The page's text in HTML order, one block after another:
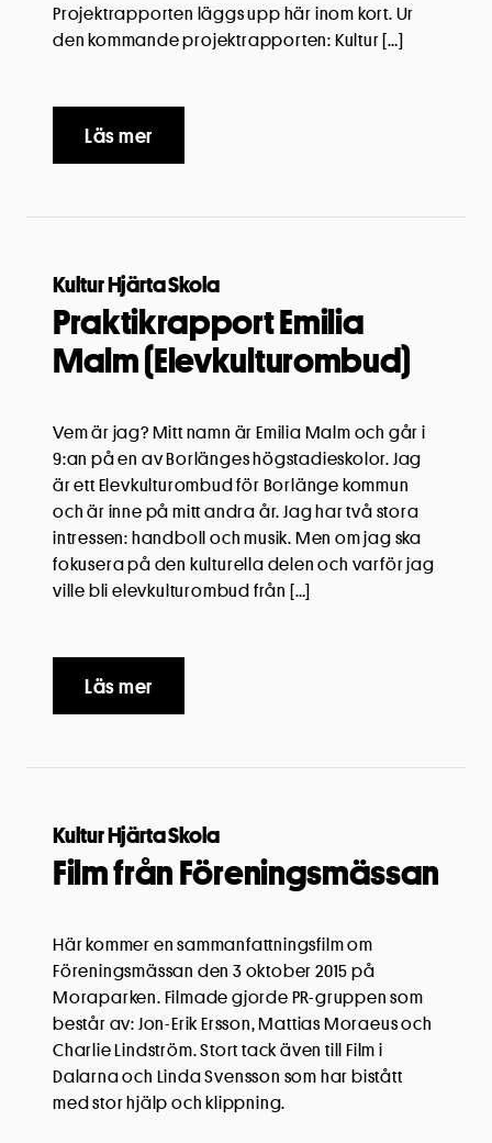
Projektrapporten läggs upp här inom kort. Ur
den kommande projektrapporten: Kultur […]
Läs mer
Kultur Hjärta Skola
Praktikrapport Emilia
Malm (Elevkulturombud)
Vem är jag? Mitt namn är Emilia Malm och går i
9:an på en av Borlänges högstadieskolor. Jag
är ett Elevkulturombud för Borlänge kommun
och är inne på mitt andra år. Jag har två stora
intressen: handboll och musik. Men om jag ska
fokusera på den kulturella delen och varför jag
ville bli elevkulturombud från […]
Läs mer
Kultur Hjärta Skola
Film från Föreningsmässan
Här kommer en sammanfattningsfilm om
Föreningsmässan den 3 oktober 2015 på
Moraparken. Filmade gjorde PR-gruppen som
består av: Jon-Erik Ersson, Mattias Moraeus och
Charlie Lindström. Stort tack även till Film i
Dalarna och Linda Svensson som har bistått
med stor hjälp och klippning.